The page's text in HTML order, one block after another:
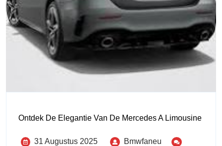
Ontdek De Elegantie Van De Mercedes A Limousine
31 Augustus 2025
Bmwfaneu